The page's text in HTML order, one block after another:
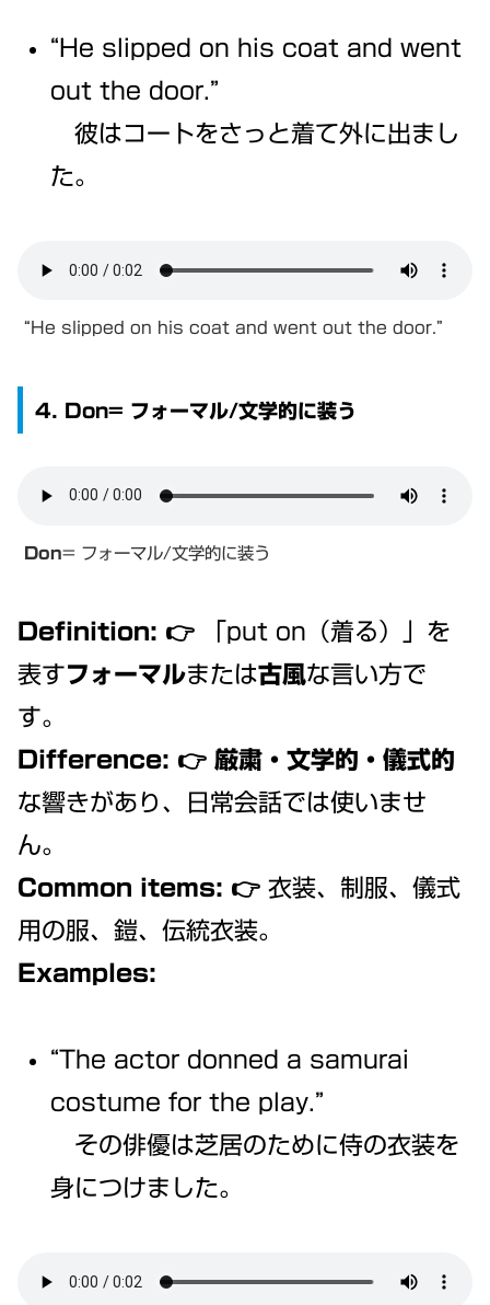
“He slipped on his coat and went
out the door.”
彼はコートをさっと着て外に出まし
た。
“He slipped on his coat and went out the door.”
4. Don= フォーマル/文学的に装う
Don= フォーマル/文学的に装う
Definition: 👉 「put on（着る）」を
表すフォーマルまたは古風な言い方で
す。
Difference: 👉 厳粛・文学的・儀式的
な響きがあり、日常会話では使いませ
ん。
Common items: 👉 衣装、制服、儀式
用の服、鎧、伝統衣装。
Examples:
“The actor donned a samurai
costume for the play.”
その俳優は芝居のために侍の衣装を
身につけました。